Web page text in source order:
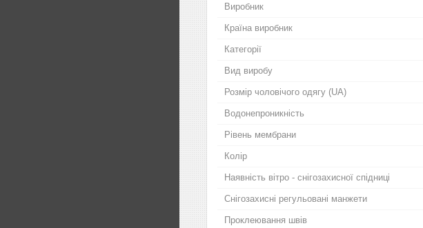
Виробник
Країна виробник
Категорії
Вид виробу
Розмір чоловічого одягу (UA)
Водонепроникність
Рівень мембрани
Колір
Наявність вітро - снігозахисної спідниці
Снігозахисні регульовані манжети
Проклеювання швів